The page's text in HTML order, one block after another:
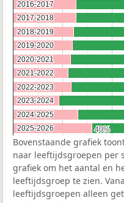
40%
40%
2016-2017
2016-2017
2017-2018
2017-2018
2018-2019
2018-2019
2019-2020
2019-2020
2020-2021
2020-2021
2021-2022
2021-2022
2022-2023
2022-2023
2023-2024
2023-2024
2024-2025
2024-2025
2025-2026
2025-2026
Bovenstaande grafiek
naar leeftijdsgroepen per
grafiek om het aantal en
leeftijdsgroep te zien.
leeftijdsgroepen alleen